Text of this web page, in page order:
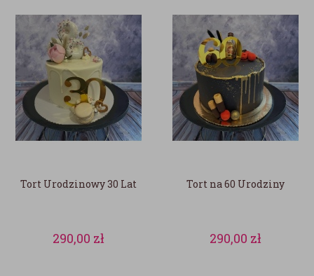
Tort Urodzinowy 30 Lat
290,00 zł
Tort na 60 Urodziny
290,00 zł